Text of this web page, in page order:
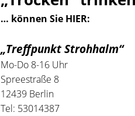
… können Sie HIER:
„Treffpunkt Strohhalm“
Mo-Do 8-16 Uhr
Spreestraße 8
12439 Berlin
Tel: 53014387